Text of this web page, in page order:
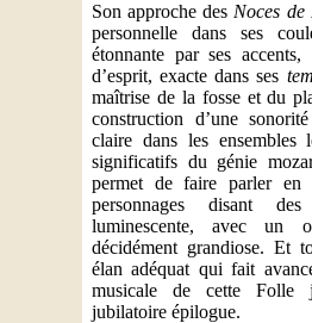
Son approche des Noces de
personnelle dans ses
étonnante par ses
d’esprit, exacte dans ses
maîtrise de la fosse et du
construction d’une
claire dans les ensembles
significatifs du génie
permet de faire parler en
personnages disant
luminescente, avec un
décidément grandiose. Et
élan adéquat qui fait
musicale de cette Folle
jubilatoire épilogue.